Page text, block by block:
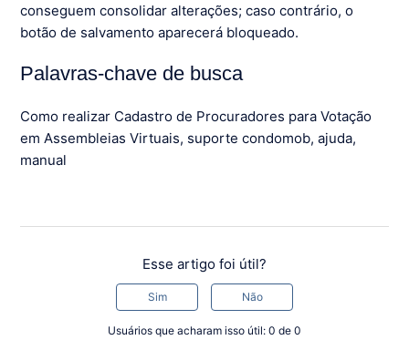
conseguem consolidar alterações; caso contrário, o
botão de salvamento aparecerá bloqueado.
Palavras-chave de busca
Como realizar Cadastro de Procuradores para Votação
em Assembleias Virtuais, suporte condomob, ajuda,
manual
Esse artigo foi útil?
Sim Não
Usuários que acharam isso útil: 0 de 0